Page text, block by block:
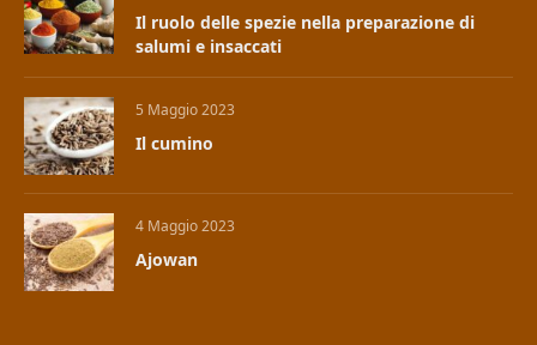
Il ruolo delle spezie nella preparazione di
salumi e insaccati
5 Maggio 2023
Il cumino
4 Maggio 2023
Ajowan